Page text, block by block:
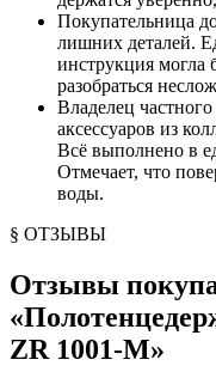
Покупательница
лишних деталей.
инструкция могла
разобраться
Владелец
аксессуаров из
Всё выполнено в
Отмечает, что
воды.
§ ОТЗЫВЫ
Отзывы
«
ZR 1001-M»